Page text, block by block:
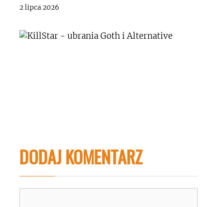
2 lipca 2026
DODAJ KOMENTARZ